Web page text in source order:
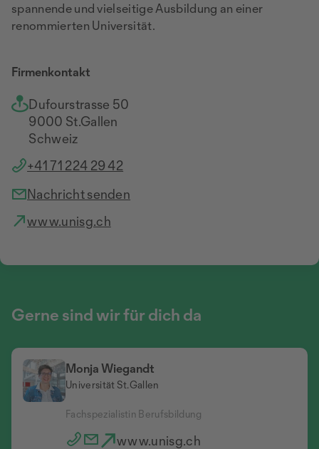
spannende und vielseitige Ausbildung an einer
renommierten Universität.
Firmenkontakt
Dufourstrasse 50
9000 St.Gallen
Schweiz
+41 71 224 29 42
Nachricht senden
www.unisg.ch
Gerne sind wir für dich da
Monja Wiegandt
Universität St.Gallen
Fachspezialistin Berufsbildung
www.unisg.ch